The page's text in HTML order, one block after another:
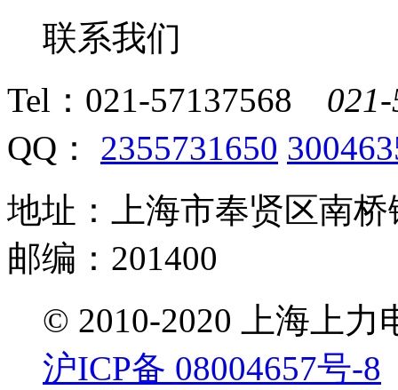
联系我们
Tel： 021-57137568
QQ： 2355731650
地址：上海市奉贤区南
邮编：201400
© 2010-2020 上海上
沪ICP备 08004657号-8